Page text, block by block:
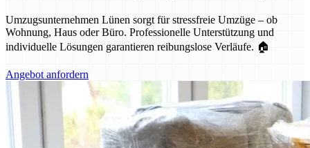
Umzugsunternehmen Lünen sorgt für stressfreie Umzüge – ob
Wohnung, Haus oder Büro. Professionelle Unterstützung und
individuelle Lösungen garantieren reibungslose Verläufe. 🏠
Angebot anfordern